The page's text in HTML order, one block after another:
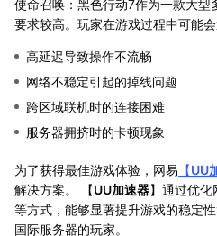
使命召唤：黑色行动7作为一款大型
要求较高。玩家在游戏过程中可能会
高延迟导致操作不流畅
网络不稳定引起的掉线问题
跨区域联机时的连接困难
服务器拥挤时的卡顿现象
为了获得最佳游戏体验，网易 【UU
解决方案。 【UU加速器】通过优
等方式，能够显著提升游戏的稳定
国际服务器的玩家。